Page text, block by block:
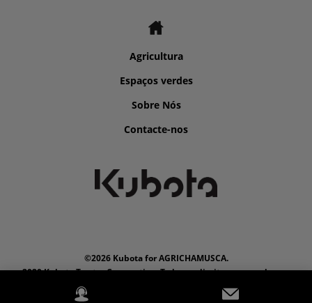
Agricultura
Espaços verdes
Sobre Nós
Contacte-nos
©2026 Kubota for AGRICHAMUSCA.
2020 Kubota Tractor Corporation. Todos os direitos reservados